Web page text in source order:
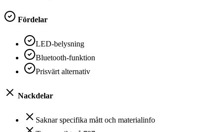
Fördelar
LED-belysning
Bluetooth-funktion
Prisvärt alternativ
Nackdelar
Saknar specifika mått och materialinfo